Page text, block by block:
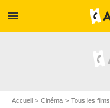
menu
Accueil Cinéma Tous les films